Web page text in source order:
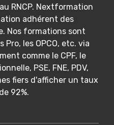
RNCP. Nextformation
adhérent des
Nos formations sont
les OPCO, etc. via
comme le CPF, le
PSE, FNE, PDV,
fiers d'afficher un taux
92%.